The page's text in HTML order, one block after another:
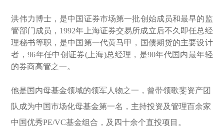
洪伟力博士，是中国证券市场第一批创始成员和最早的监
管部门成员，1992年上海证券交易所成立后不久即任总经
理秘书等职，是中国第一代黄马甲，国债期货的主要设计
者，96年任中创证券(上海)总经理，是90年代国内最年轻
的券商高管之一。
他是国内母基金领域的领军人物之一，曾带领歌斐资产团
队成为中国市场化母基金第一名，主持投资及管理百余家
中国优秀PE/VC基金组合，及四十余个直投项目。